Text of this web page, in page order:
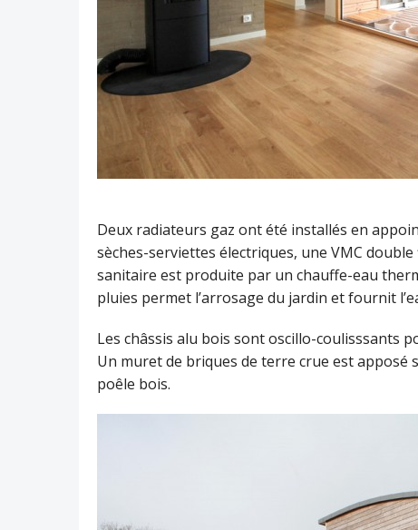
Deux radiateurs gaz ont été installés en
sèches-serviettes électriques, une VMC
sanitaire est produite par un chauffe-eau
pluies permet l’arrosage du jardin et fournit
Les châssis alu bois sont oscillo-coulisssants
Un muret de briques de terre crue est
poêle bois.